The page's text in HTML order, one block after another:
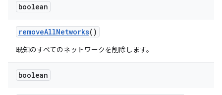
boolean
removeAllNetworks()
既知のすべてのネットワークを削除します。
boolean